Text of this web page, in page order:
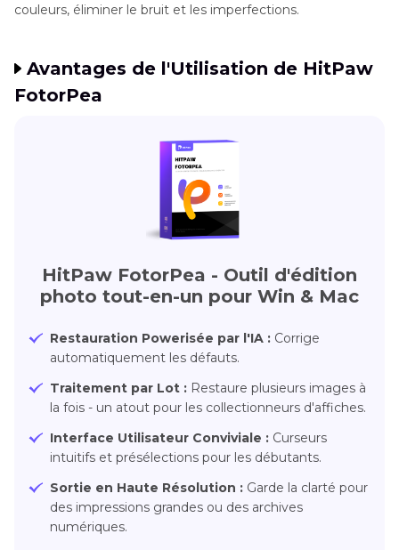
couleurs, éliminer le bruit et les imperfections.
Avantages de l'Utilisation de HitPaw
FotorPea
HitPaw FotorPea - Outil d'édition
photo tout-en-un pour Win & Mac
Restauration Powerisée par l'IA : Corrige
automatiquement les défauts.
Traitement par Lot : Restaure plusieurs images à
la fois - un atout pour les collectionneurs d'affiches.
Interface Utilisateur Conviviale : Curseurs
intuitifs et présélections pour les débutants.
Sortie en Haute Résolution : Garde la clarté pour
des impressions grandes ou des archives
numériques.